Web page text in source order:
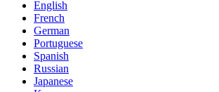
English
French
German
Portuguese
Spanish
Russian
Japanese